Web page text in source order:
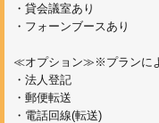
・貸会議室あり
・フォーンブースあり
≪オプション≫※プランに
・法人登記
・郵便転送
・電話回線(転送)